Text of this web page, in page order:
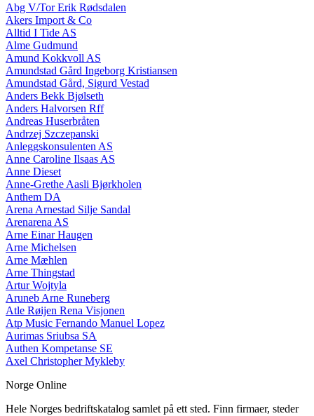
Abg V/Tor Erik Rødsdalen
Akers Import & Co
Alltid I Tide AS
Alme Gudmund
Amund Kokkvoll AS
Amundstad Gård Ingeborg Kristiansen
Amundstad Gård, Sigurd Vestad
Anders Bekk Bjølseth
Anders Halvorsen Rff
Andreas Huserbråten
Andrzej Szczepanski
Anleggskonsulenten AS
Anne Caroline Ilsaas AS
Anne Dieset
Anne-Grethe Aasli Bjørkholen
Anthem DA
Arena Arnestad Silje Sandal
Arenarena AS
Arne Einar Haugen
Arne Michelsen
Arne Mæhlen
Arne Thingstad
Artur Wojtyla
Aruneb Arne Runeberg
Atle Røijen Rena Visjonen
Atp Music Fernando Manuel Lopez
Aurimas Sriubsa SA
Authen Kompetanse SE
Axel Christopher Mykleby
Norge Online
Hele Norges bedriftskatalog samlet på ett sted. Finn firmaer, steder